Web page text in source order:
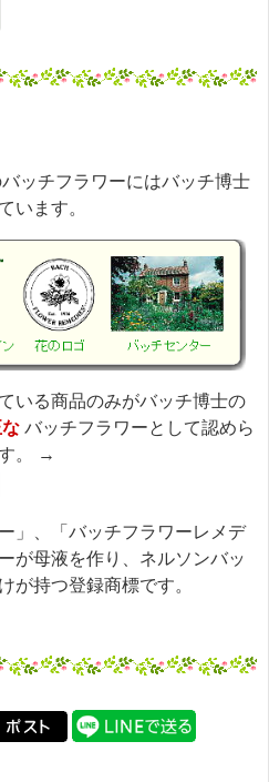
ッチフラワーにはバッチ博士
います。
いる商品のみがバッチ博士の
バッチフラワーとして認めら
。 →
」、「バッチフラワーレメデ
が母液を作り、ネルソンバッ
が持つ登録商標です。